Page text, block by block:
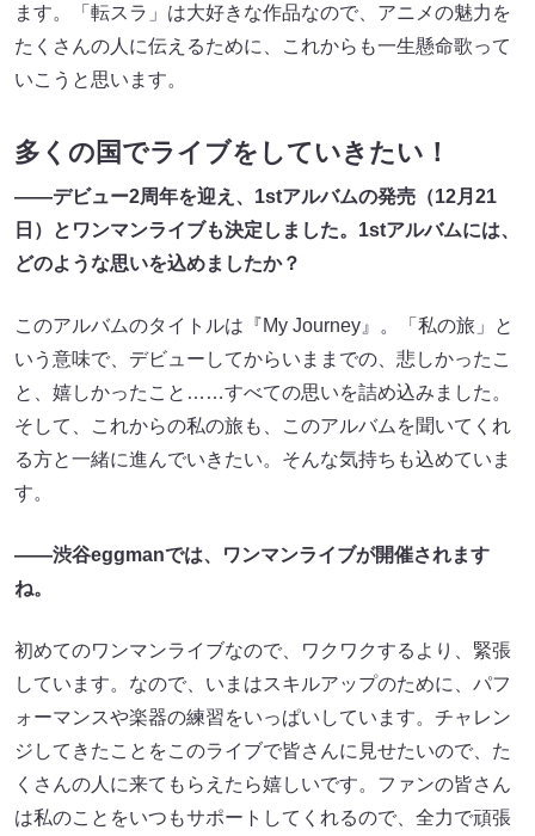
ます。「転スラ」は大好きな作品なので、アニメの魅力を
たくさんの人に伝えるために、これからも一生懸命歌って
いこうと思います。
多くの国でライブをしていきたい！
――デビュー2周年を迎え、1stアルバムの発売（12月21
日）とワンマンライブも決定しました。1stアルバムには、
どのような思いを込めましたか？
このアルバムのタイトルは『My Journey』。「私の旅」と
いう意味で、デビューしてからいままでの、悲しかったこ
と、嬉しかったこと……すべての思いを詰め込みました。
そして、これからの私の旅も、このアルバムを聞いてくれ
る方と一緒に進んでいきたい。そんな気持ちも込めていま
す。
――渋谷eggmanでは、ワンマンライブが開催されます
ね。
初めてのワンマンライブなので、ワクワクするより、緊張
しています。なので、いまはスキルアップのために、パフ
ォーマンスや楽器の練習をいっぱいしています。チャレン
ジしてきたことをこのライブで皆さんに見せたいので、た
くさんの人に来てもらえたら嬉しいです。ファンの皆さん
は私のことをいつもサポートしてくれるので、全力で頑張